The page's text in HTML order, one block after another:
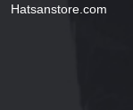
Hatsanstore.com